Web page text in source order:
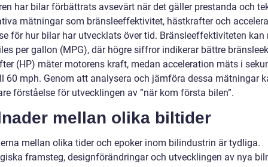
har bilar förbättrats avsevärt när det gäller prestanda och
mätningar som bränsleeffektivitet, hästkrafter och
för hur bilar har utvecklats över tid. Bränsleeffektiviteten kan
per gallon (MPG), där högre siffror indikerar bättre
(HP) mäter motorens kraft, medan acceleration mäts i
60 mph. Genom att analysera och jämföra dessa mätningar
förståelse för utvecklingen av ”när kom första bilen”.
mellan olika biltider
mellan olika tider och epoker inom bilindustrin är tydliga.
framsteg, designförändringar och utvecklingen av nya